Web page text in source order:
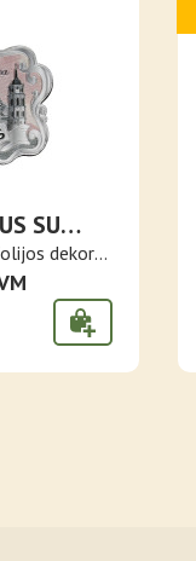
SU
dekoru